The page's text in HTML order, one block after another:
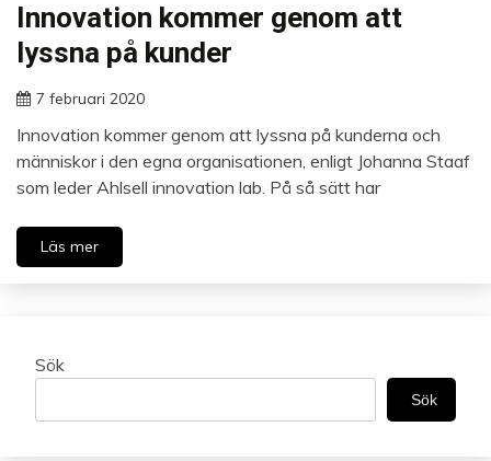
Innovation kommer genom att
lyssna på kunder
7 februari 2020
Innovation kommer genom att lyssna på kunderna och
människor i den egna organisationen, enligt Johanna Staaf
som leder Ahlsell innovation lab. På så sätt har
Läs mer
Sök
Sök